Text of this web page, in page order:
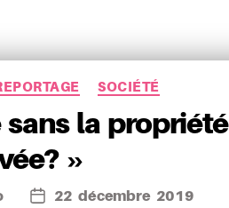
CatégoriesSOCIÉTÉ
sans la propriété
»
Date22 décembre 2019